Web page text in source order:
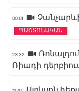
00:01
ՊԱՇՏՈՆԱԿԱՆ
23:32
Ռիադի